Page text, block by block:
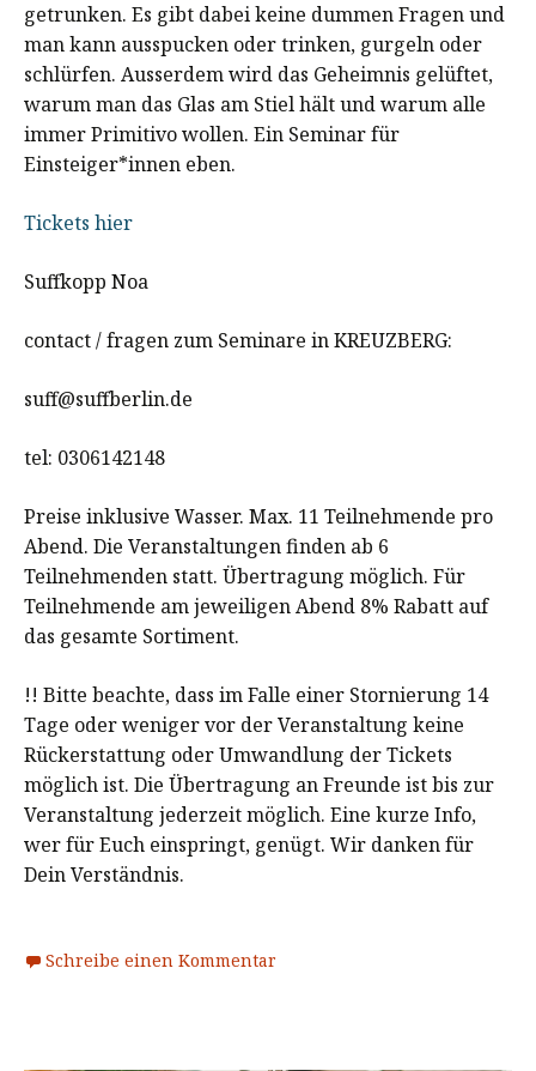
getrunken. Es gibt dabei keine dummen Fragen und
man kann ausspucken oder trinken, gurgeln oder
schlürfen. Ausserdem wird das Geheimnis gelüftet,
warum man das Glas am Stiel hält und warum alle
immer Primitivo wollen. Ein Seminar für
Einsteiger*innen eben.
Tickets hier
Suffkopp Noa
contact / fragen zum Seminare in KREUZBERG:
suff@suffberlin.de
tel: 0306142148
Preise inklusive Wasser. Max. 11 Teilnehmende pro
Abend. Die Veranstaltungen finden ab 6
Teilnehmenden statt. Übertragung möglich. Für
Teilnehmende am jeweiligen Abend 8% Rabatt auf
das gesamte Sortiment.
!! Bitte beachte, dass im Falle einer Stornierung 14
Tage oder weniger vor der Veranstaltung keine
Rückerstattung oder Umwandlung der Tickets
möglich ist. Die Übertragung an Freunde ist bis zur
Veranstaltung jederzeit möglich. Eine kurze Info,
wer für Euch einspringt, genügt. Wir danken für
Dein Verständnis.
Schreibe einen Kommentar